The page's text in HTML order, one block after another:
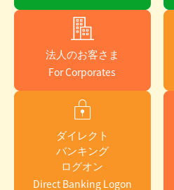
法人のお客さま
ダイレクト
バンキング
ログオン